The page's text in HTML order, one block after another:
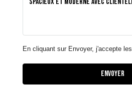
En cliquant sur Envoyer, j'accepte les
Envoyer